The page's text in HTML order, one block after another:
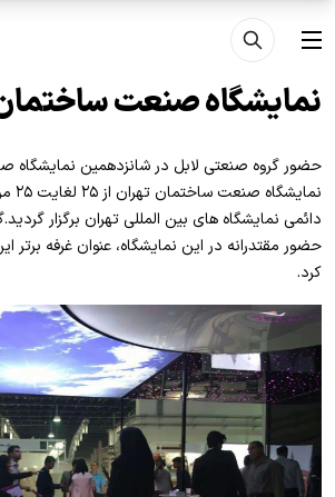
رفتن به محتوای اصلی
منو
نمایشگاه صنعت
حضور گروه صنعتی لابل در شانزدهمین نمایشگاه
دائمی نمایشگاه های بین المللی تهران برگزار
حضور مقتدرانه در این نمایشگاه، عنوان غرفه برتر
کرد.